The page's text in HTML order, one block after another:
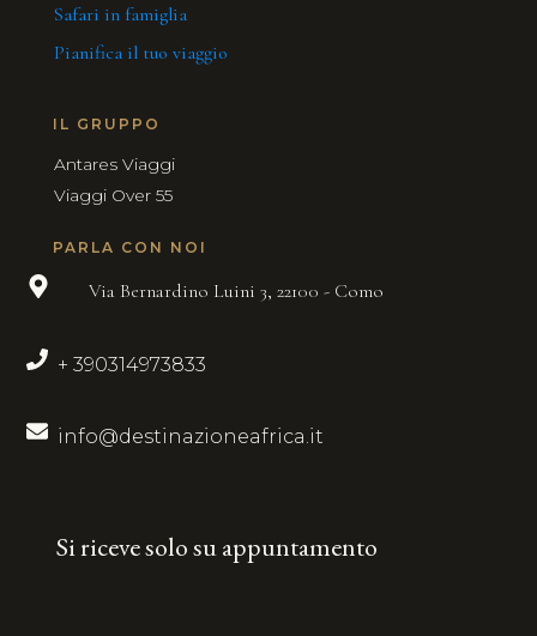
Safari in famiglia
Pianifica il tuo viaggio
IL GRUPPO
Antares Viaggi
Viaggi Over 55
PARLA CON NOI
Via Bernardino Luini 3, 22100 - Como
+ 390314973833
info@destinazioneafrica.it
Si riceve solo su appuntamento